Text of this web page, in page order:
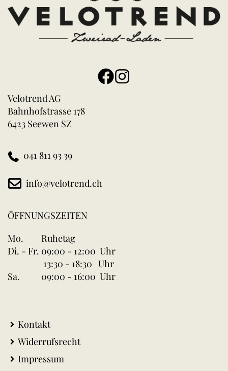
Velotrend AG
Bahnhofstrasse 178
6423 Seewen SZ
041 811 93 39
info@velotrend.ch
ÖFFNUNGSZEITEN
Mo.
Ruhetag
Di. - Fr. 09:00 - 12:00 Uhr
13:30 - 18:30 Uhr
Sa.
09:00 - 16:00 Uhr
Kontakt
Widerrufsrecht
Impressum